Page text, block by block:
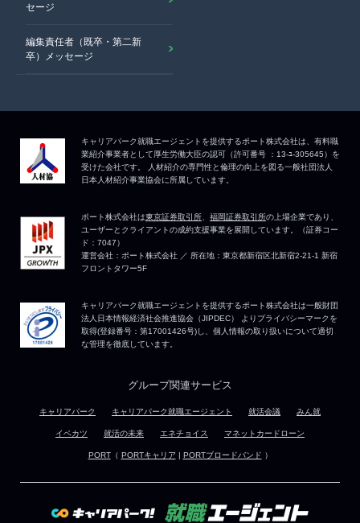
セージ
編集責任者（既卒・第二新
卒）メッセージ